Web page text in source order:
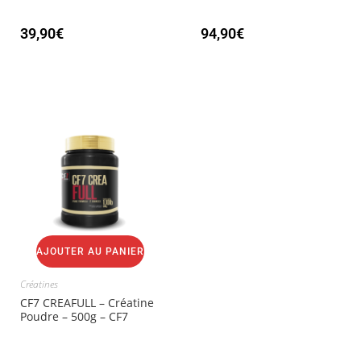
39,90€ 94,90€
AJOUTER AU PANIER
Créatines
CF7 CREAFULL – Créatine
Poudre – 500g – CF7